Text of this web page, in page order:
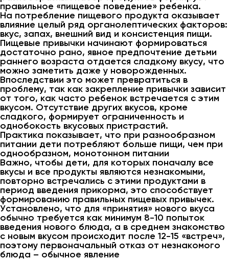
правильное «пищевое поведение» ребенка.
На потребление пищевого продукта оказывает
влияние целый ряд органолептических факторов:
вкус, запах, внешний вид и консистенция пищи.
Пищевые привычки начинают формироваться
достаточно рано, явное предпочтение детьми
раннего возраста отдается сладкому вкусу, что
можно заметить даже у новорожденных.
Впоследствии это может превратиться в
проблему, так как закрепление привычки зависит
от того, как часто ребенок встречается с этим
вкусом. Отсутствие других вкусов, кроме
сладкого, формирует ограниченность и
однобокость вкусовых пристрастий.
Практика показывает, что при разнообразном
питании дети потребляют больше пищи, чем при
однообразном, монотонном питании
Важно, чтобы дети, для которых поначалу все
вкусы и все продукты являются незнакомыми,
повторно встречались с этими продуктами в
период введения прикорма, это способствует
формированию правильных пищевых привычек.
Установлено, что для «принятия» нового вкуса
обычно требуется как минимум 8-10 попыток
введения нового блюда, а в среднем знакомство
с новым вкусом происходит после 12-15 «встреч»,
поэтому первоначальный отказ от незнакомого
блюда – обычное явление